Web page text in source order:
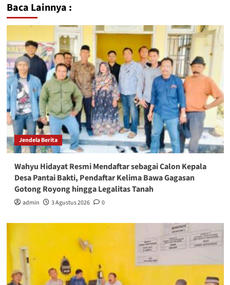
Baca Lainnya :
Jendela Berita
Wahyu Hidayat Resmi Mendaftar sebagai Calon Kepala
Desa Pantai Bakti, Pendaftar Kelima Bawa Gagasan
Gotong Royong hingga Legalitas Tanah
admin 3 Agustus 2026 0